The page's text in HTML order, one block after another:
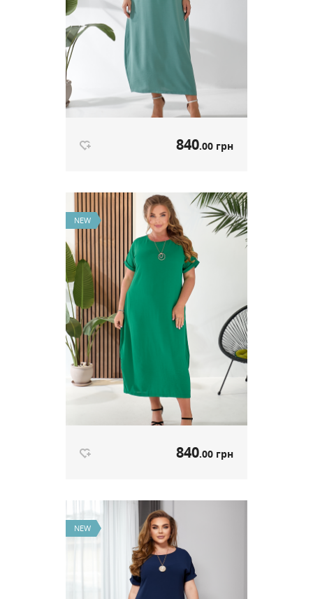
840.00 грн
Сукня Boho м'ята артикул 666
Ціна 840 .00 грн
NEW
840.00 грн
Ціна 840
NEW